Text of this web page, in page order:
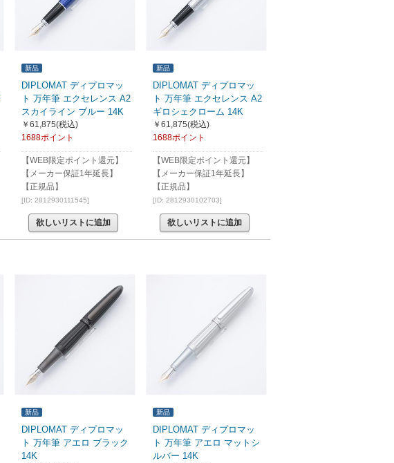
新品
DIPLOMAT ディプロマッ
ト 万年筆 エクセレンス A2
スカイライン ブルー 14K
￥61,875(税込)
1688ポイント
【WEB限定ポイント還元】
【メーカー保証1年延長】
【正規品】
[ID: 2812930111545]
欲しいリストに追加
新品
DIPLOMAT ディプロマッ
ト 万年筆 エクセレンス A2
ギロシェクローム 14K
￥61,875(税込)
1688ポイント
【WEB限定ポイント還元】
【メーカー保証1年延長】
【正規品】
[ID: 2812930102703]
欲しいリストに追加
新品
DIPLOMAT ディプロマッ
ト 万年筆 アエロ ブラック
14K
新品
DIPLOMAT ディプロマッ
ト 万年筆 アエロ マットシ
ルバー 14K